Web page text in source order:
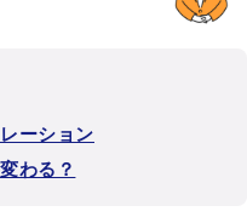
ーション
わる？